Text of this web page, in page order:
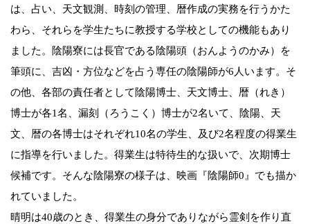
は、占い、天文観測、時刻の管理、暦作成の実務を行うかた
わら、それらを学生たちに教授する学校としての機能もあり
ました。陰陽寮には長官である陰陽頭（おんようのかみ）を
筆頭に、吉凶・方位などを占う専任の陰陽師が6人います。そ
の他、各部の責任者として陰陽博士、天文博士、暦（れき）
博士が各1名、漏刻（ろうこく）博士が2名いて、陰陽、天
文、暦の各博士はそれぞれ10名の学生、及び2名程度の得業生
に指導を行いました。得業生は特待生的な扱いで、次期博士
候補です。そんな陰陽寮の様子は、映画『陰陽師0』でも描か
れていました。
晴明は40歳のとき、得業生の身分でありながら霊剣を作り直